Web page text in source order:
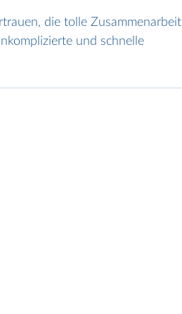
die tolle Zusammenarbeit
und schnelle